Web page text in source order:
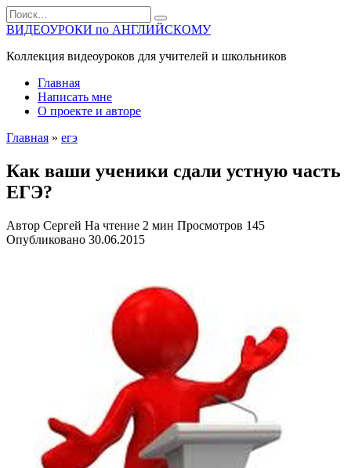
Перейти
к
содержанию
Search
for:
ВИДЕОУРОКИ по АНГЛИЙСКОМУ
Коллекция видеоуроков для учителей и школьников
Главная
Написать мне
О проекте и авторе
Главная » егэ
Как ваши ученики сдали устную часть
ЕГЭ?
Автор Сергей На чтение 2 мин Просмотров 145
Опубликовано 30.06.2015